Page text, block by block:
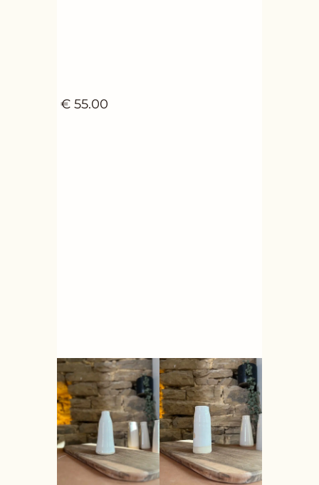
€ 55.00